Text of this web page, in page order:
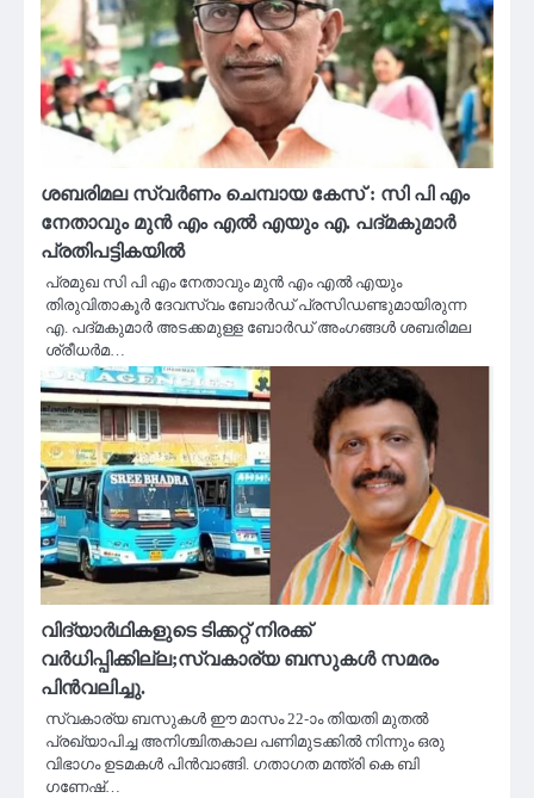
ശബരിമല സ്വർണം ചെമ്പായ കേസ് : സി പി എം
നേതാവും മുൻ എം എൽ എയും എ. പദ്‌മകുമാർ
പ്രതിപട്ടികയിൽ
പ്രമുഖ സി പി എം നേതാവും മുൻ എം എൽ എയും
തിരുവിതാകൂർ ദേവസ്വം ബോർഡ് പ്രസിഡണ്ടുമായിരുന്ന
എ. പദ്‌മകുമാർ അടക്കമുള്ള ബോർഡ് അംഗങ്ങൾ ശബരിമല
ശ്രീധർമ…
വിദ്യാര്‍ഥികളുടെ ടിക്കറ്റ് നിരക്ക്
വര്‍ധിപ്പിക്കില്ല;സ്വകാര്യ ബസുകള്‍ സമരം
പിൻവലിച്ചു.
സ്വകാര്യ ബസുകള്‍ ഈ മാസം 22-ാം തിയതി മുതല്‍
പ്രഖ്യാപിച്ച അനിശ്ചിതകാല പണിമുടക്കില്‍ നിന്നും ഒരു
വിഭാഗം ഉടമകള്‍ പിന്‍വാങ്ങി. ഗതാഗത മന്ത്രി കെ ബി
ഗണേഷ്…